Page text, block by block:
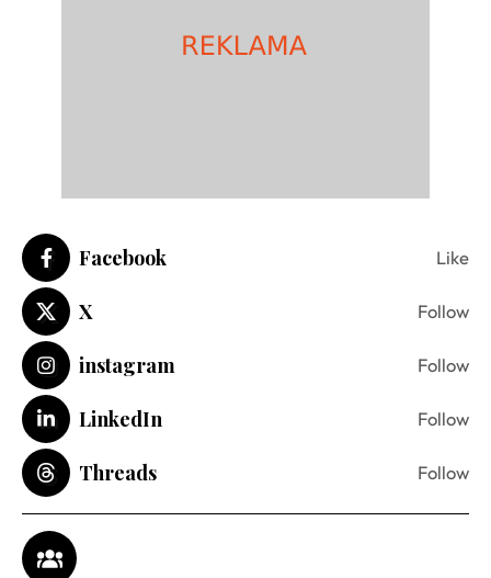
Facebook Like
X Follow
instagram Follow
LinkedIn Follow
Threads Follow